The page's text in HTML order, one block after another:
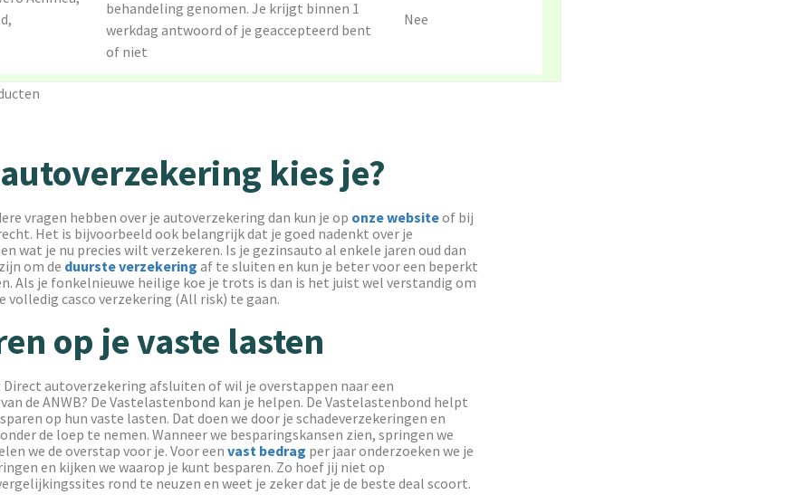
behandeling genomen. Je krijgt binnen 1
werkdag antwoord of je geaccepteerd bent
of niet
Nee
kies je?
vragen hebben over je autoverzekering dan kun je op onze websiteof bij
Het is bijvoorbeeld ook belangrijk dat je goed nadenkt over je
wat je nu precies wilt verzekeren. Is je gezinsauto al enkele jaren oud dan
om de duurste verzekering af te sluiten en kun je beter voor een beperkt
Als je fonkelnieuwe heilige koe je trots is dan is het juist wel verstandig om
volledig casco verzekering (All risk) te gaan.
op je vaste lasten
Direct autoverzekering afsluiten of wil je overstappen naar een
de ANWB? De Vastelastenbond kan je helpen. De Vastelastenbond helpt
op hun vaste lasten. Dat doen we door je schadeverzekeringen en
de loep te nemen. Wanneer we besparingskansen zien, springen we
we de overstap voor je. Voor eenvast bedrag per jaar onderzoeken we je
en kijken we waarop je kunt besparen. Zo hoef jij niet op
rond te neuzen en weet je zeker dat je de beste deal scoort.